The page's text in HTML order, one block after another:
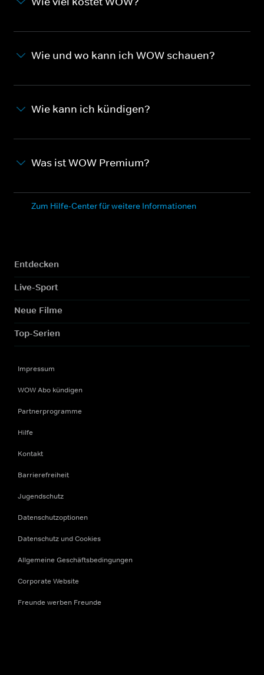
Wie und wo kann ich WOW schauen?
Wie kann ich kündigen?
Was ist WOW Premium?
Zum Hilfe-Center für weitere Informationen
Entdecken
Live-Sport
Neue Filme
Top-Serien
Impressum
WOW Abo kündigen
Partnerprogramme
Hilfe
Kontakt
Barrierefreiheit
Jugendschutz
Datenschutzoptionen
Datenschutz und Cookies
Allgemeine Geschäftsbedingungen
Corporate Website
Freunde werben Freunde